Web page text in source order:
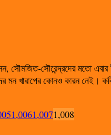
সৌমজিত-সৌরেন্দ্রদের মতো
মন খারাপের কোনও কারন নেই।
1,0061,0071,008